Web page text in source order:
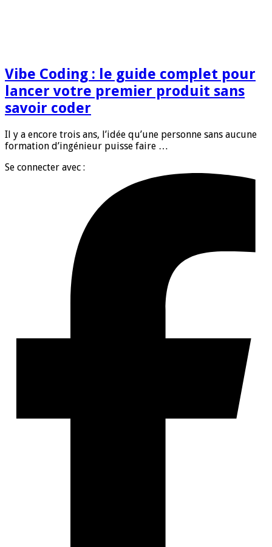
Vibe Coding : le guide complet pour
lancer votre premier produit sans
savoir coder
Il y a encore trois ans, l’idée qu’une personne sans aucune
formation d’ingénieur puisse faire …
Se connecter avec :